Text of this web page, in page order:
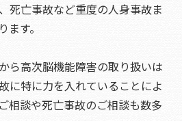
死亡事故など重度の人身事故ま
す。
ら高次脳機能障害の取り扱いは
に特に力を入れていることによ
相談や死亡事故のご相談も数多